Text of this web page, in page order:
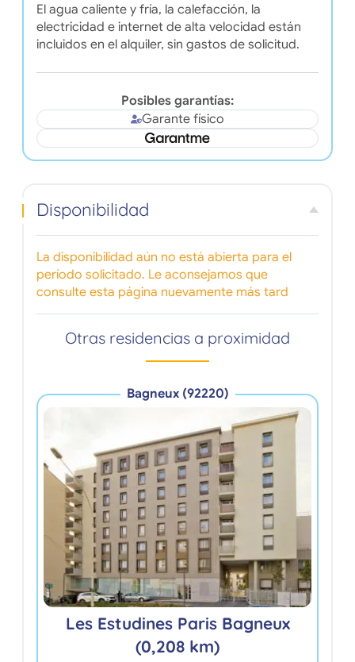
El agua caliente y fría, la calefacción, la
electricidad e internet de alta velocidad están
incluidos en el alquiler, sin gastos de solicitud.
Posibles garantías:
Garante físico
Disponibilidad
La disponibilidad aún no está abierta para el
período solicitado. Le aconsejamos que
consulte esta página nuevamente más tard
Otras residencias a proximidad
Bagneux (92220)
Les Estudines Paris Bagneux
(0,208 km)